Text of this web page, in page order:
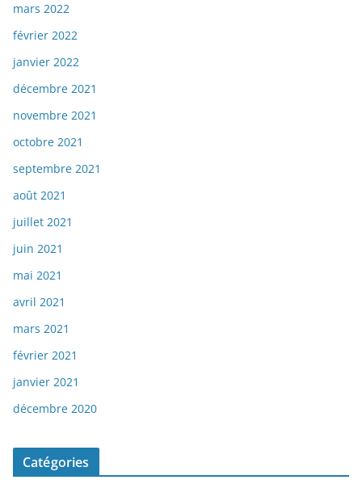
mars 2022
février 2022
janvier 2022
décembre 2021
novembre 2021
octobre 2021
septembre 2021
août 2021
juillet 2021
juin 2021
mai 2021
avril 2021
mars 2021
février 2021
janvier 2021
décembre 2020
Catégories